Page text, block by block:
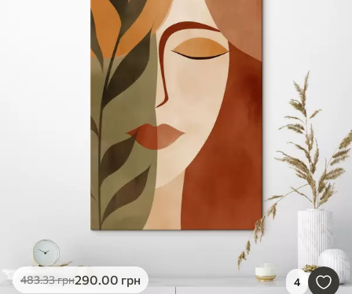
483.33грн290.00 грн 4